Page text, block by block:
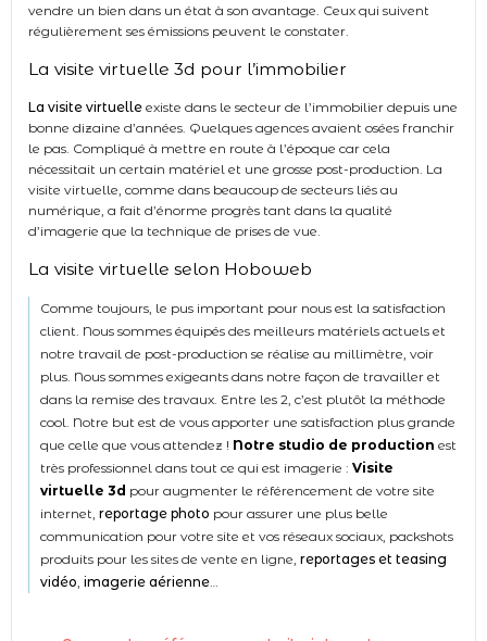
vendre un bien dans un état à son avantage. Ceux qui suivent
régulièrement ses émissions peuvent le constater.
La visite virtuelle 3d pour l’immobilier
La visite virtuelle existe dans le secteur de l’immobilier depuis une
bonne dizaine d’années. Quelques agences avaient osées franchir
le pas. Compliqué à mettre en route à l’époque car cela
nécessitait un certain matériel et une grosse post-production. La
visite virtuelle, comme dans beaucoup de secteurs liés au
numérique, a fait d’énorme progrès tant dans la qualité
d’imagerie que la technique de prises de vue.
La visite virtuelle selon Hoboweb
Comme toujours, le pus important pour nous est la satisfaction
client. Nous sommes équipés des meilleurs matériels actuels et
notre travail de post-production se réalise au millimètre, voir
plus. Nous sommes exigeants dans notre façon de travailler et
dans la remise des travaux. Entre les 2, c’est plutôt la méthode
cool. Notre but est de vous apporter une satisfaction plus grande
que celle que vous attendez ! Notre studio de production est
très professionnel dans tout ce qui est imagerie : Visite
virtuelle 3d pour augmenter le référencement de votre site
internet, reportage photo pour assurer une plus belle
communication pour votre site et vos réseaux sociaux, packshots
produits pour les sites de vente en ligne, reportages et teasing
vidéo, imagerie aérienne…